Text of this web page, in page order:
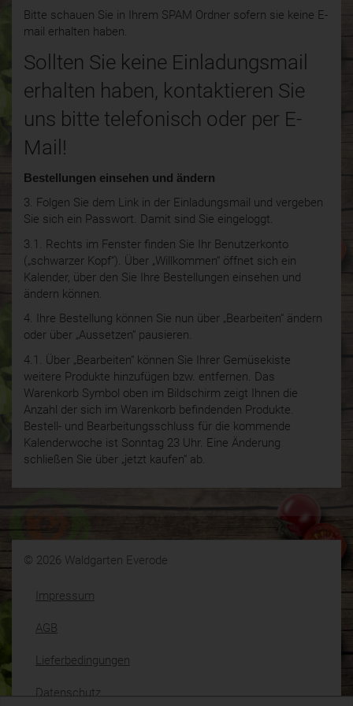
Bitte schauen Sie in Ihrem SPAM Ordner sofern sie keine E-
mail erhalten haben.
Sollten Sie keine Einladungsmail
erhalten haben, kontaktieren Sie
uns bitte telefonisch oder per E-
Mail!
Bestellungen einsehen und ändern
3. Folgen Sie dem Link in der Einladungsmail und vergeben
Sie sich ein Passwort. Damit sind Sie eingeloggt.
3.1. Rechts im Fenster finden Sie Ihr Benutzerkonto
(„schwarzer Kopf“). Über „Willkommen“ öffnet sich ein
Kalender, über den Sie Ihre Bestellungen einsehen und
ändern können.
4. Ihre Bestellung können Sie nun über „Bearbeiten“ ändern
oder über „Aussetzen“ pausieren.
4.1. Über „Bearbeiten“ können Sie Ihrer Gemüsekiste
weitere Produkte hinzufügen bzw. entfernen. Das
Warenkorb Symbol oben im Bildschirm zeigt Ihnen die
Anzahl der sich im Warenkorb befindenden Produkte.
Bestell- und Bearbeitungsschluss für die kommende
Kalenderwoche ist Sonntag 23 Uhr. Eine Änderung
schließen Sie über „jetzt kaufen“ ab.
© 2026 Waldgarten Everode
Impressum
AGB
Lieferbedingungen
Datenschutz